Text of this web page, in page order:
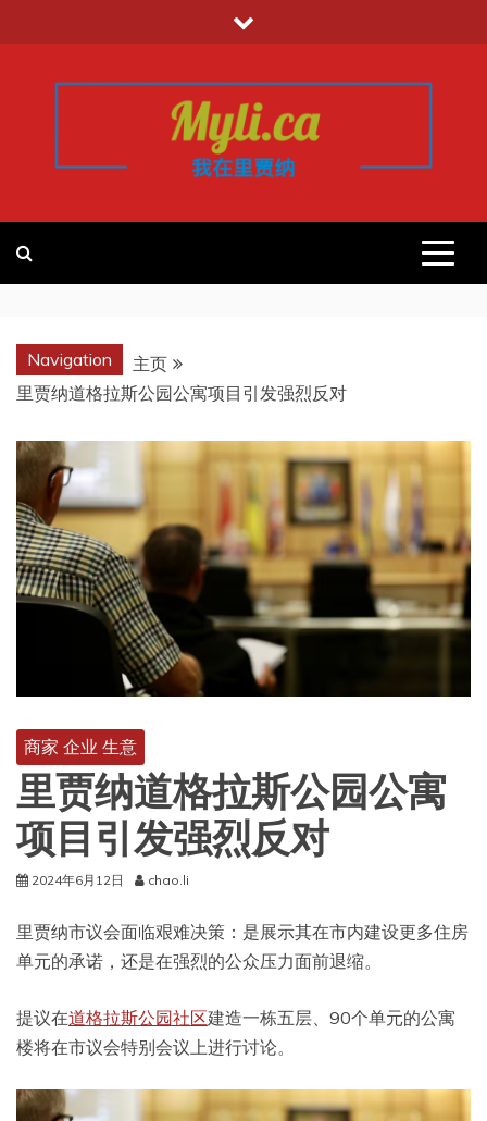
至
我的里贾纳
REGINA
Navigation
主页
里贾纳道格拉斯公园公寓项目引发强烈反对
商家 企业 生意
里贾纳道格拉斯公园公寓
项目引发强烈反对
2024年6月12日 chao.li
里贾纳市议会面临艰难决策：是展示其在市内建设更多住房
单元的承诺，还是在强烈的公众压力面前退缩。
提议在道格拉斯公园社区建造一栋五层、90个单元的公寓
楼将在市议会特别会议上进行讨论。